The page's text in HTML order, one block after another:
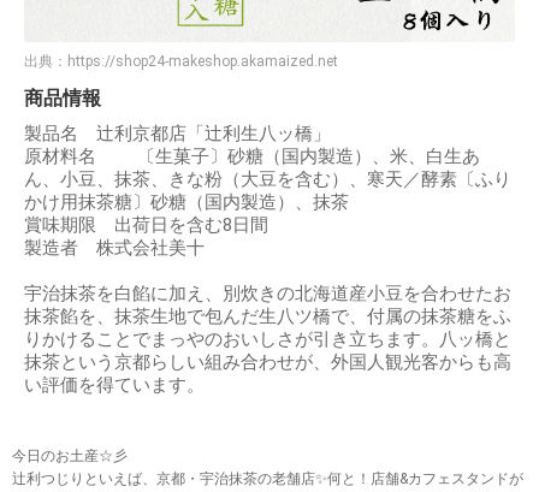
出典： https://shop24-makeshop.akamaized.net
商品情報
製品名 辻利京都店「辻利生八ッ橋」
原材料名 〔生菓子〕砂糖（国内製造）、米、白生あ
ん、小豆、抹茶、きな粉（大豆を含む）、寒天／酵素〔ふり
かけ用抹茶糖〕砂糖（国内製造）、抹茶
賞味期限 出荷日を含む8日間
製造者 株式会社美十
宇治抹茶を白餡に加え、別炊きの北海道産小豆を合わせたお
抹茶餡を、抹茶生地で包んだ生八ツ橋で、付属の抹茶糖をふ
りかけることでまっやのおいしさが引き立ちます。八ッ橋と
抹茶という京都らしい組み合わせが、外国人観光客からも高
い評価を得ています。
今日のお土産☆彡
辻利つじりといえば、京都・宇治抹茶の老舗店✨何と！店舗&カフェスタンドが